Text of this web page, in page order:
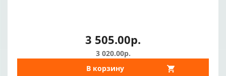
3 505.00р.
3 020.00р.
В корзину